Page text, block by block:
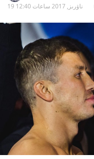
19 ناۋرىز, 2017 ساعات 12:40